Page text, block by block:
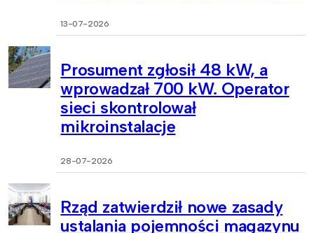
13-07-2026
Prosument zgłosił 48 kW, a
wprowadzał 700 kW. Operator
sieci skontrolował
mikroinstalacje
28-07-2026
Rząd zatwierdził nowe zasady
ustalania pojemności magazynu